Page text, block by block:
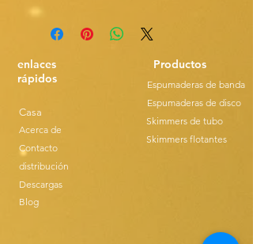
enlaces
rápidos
Casa
Acerca de
Contacto
distribución
Descargas
Blog
Productos
Espumaderas de banda
Espumaderas de disco
Skimmers de tubo
Skimmers flotantes